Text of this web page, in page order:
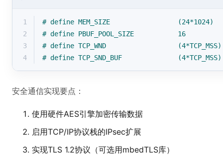
1 # define MEM_SIZE                 (24*1024)
2
# define PBUF_POOL_SIZE           16
3
# define TCP_WND                  (4*TCP_MSS)
4
# define TCP_SND_BUF              (4*TCP_MSS)
安全通信实现要点：
使用硬件AES引擎加密传输数据
启用TCP/IP协议栈的IPsec扩展
实现TLS 1.2协议（可选用mbedTLS库）